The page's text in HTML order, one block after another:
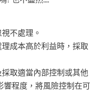
不處理。
成本高於利益時，採取
取適當內部控制或其他
響程度，將風險控制在可